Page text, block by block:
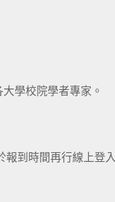
學校院學者專家。
到時間再行線上登